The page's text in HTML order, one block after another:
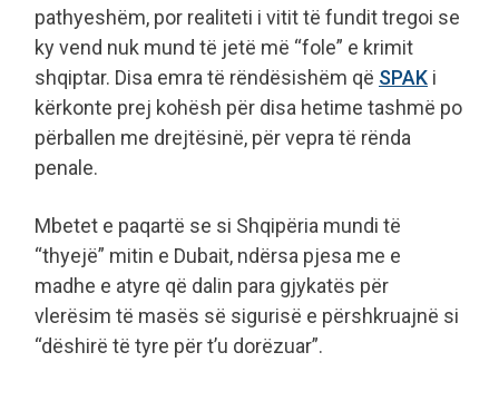
pathyeshëm, por realiteti i vitit të fundit tregoi se
ky vend nuk mund të jetë më “fole” e krimit
shqiptar. Disa emra të rëndësishëm që SPAK i
kërkonte prej kohësh për disa hetime tashmë po
përballen me drejtësinë, për vepra të rënda
penale.
Mbetet e paqartë se si Shqipëria mundi të
“thyejë” mitin e Dubait, ndërsa pjesa me e
madhe e atyre që dalin para gjykatës për
vlerësim të masës së sigurisë e përshkruajnë si
“dëshirë të tyre për t’u dorëzuar”.